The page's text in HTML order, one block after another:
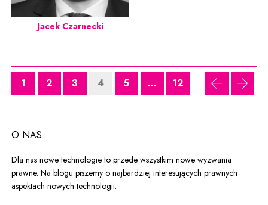
Jacek Czarnecki
1 2 3 4 5 ... 12
O NAS
Dla nas nowe technologie to przede wszystkim nowe wyzwania
prawne. Na blogu piszemy o najbardziej interesujących prawnych
aspektach nowych technologii.